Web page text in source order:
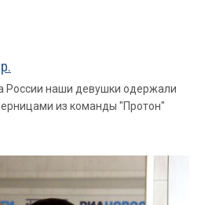
России наши девушки одержали
из команды "Протон"